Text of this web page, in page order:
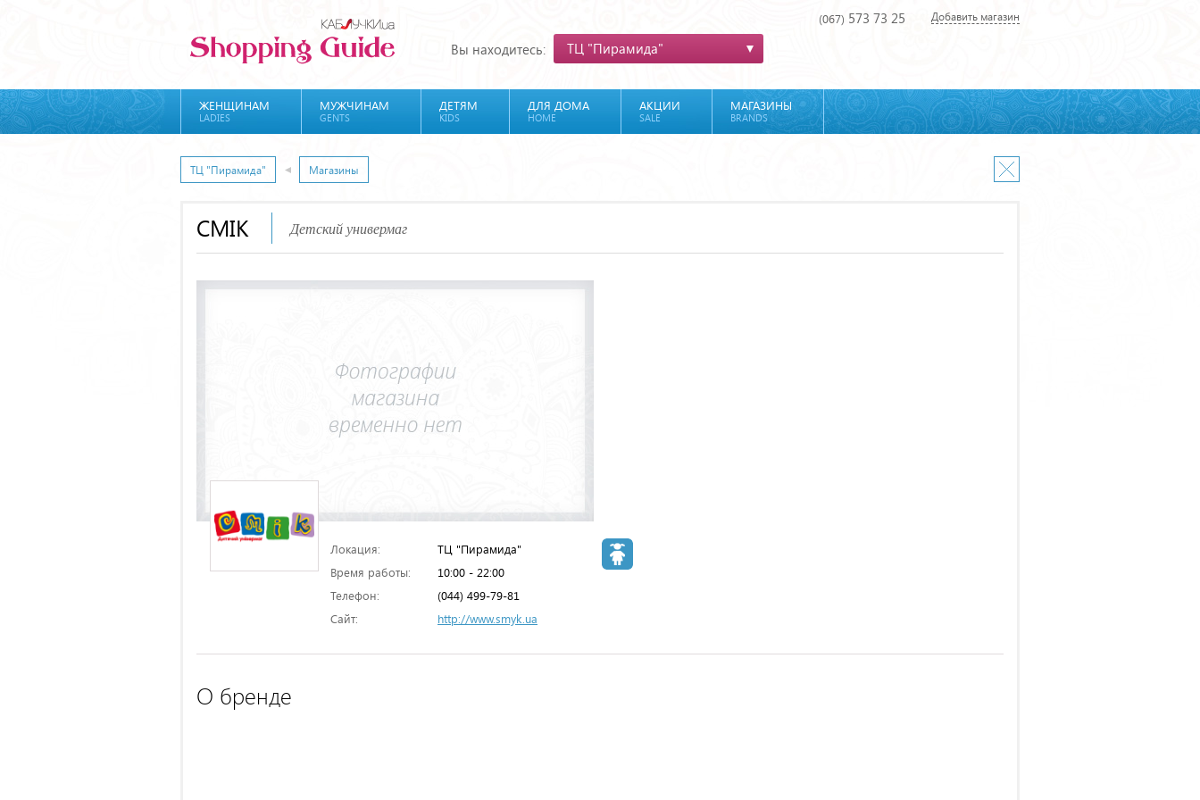
Вы находитесь: ТЦ "Пирамида"
(067) 573 73 25 Добавить магазин
ЖЕНЩИНАМ
LADIES
МУЖЧИНАМ
GENTS
ДЕТЯМ
KIDS
ДЛЯ ДОМА
HOME
АКЦИИ
SALE
МАГАЗИНЫ
BRANDS
ТЦ "Пирамида" Магазины
СМІК Детский универмаг
Локация:
ТЦ "Пирамида"
Время работы:
10:00 - 22:00
Телефон:
(044) 499-79-81
Сайт:
http://www.smyk.ua
О бренде